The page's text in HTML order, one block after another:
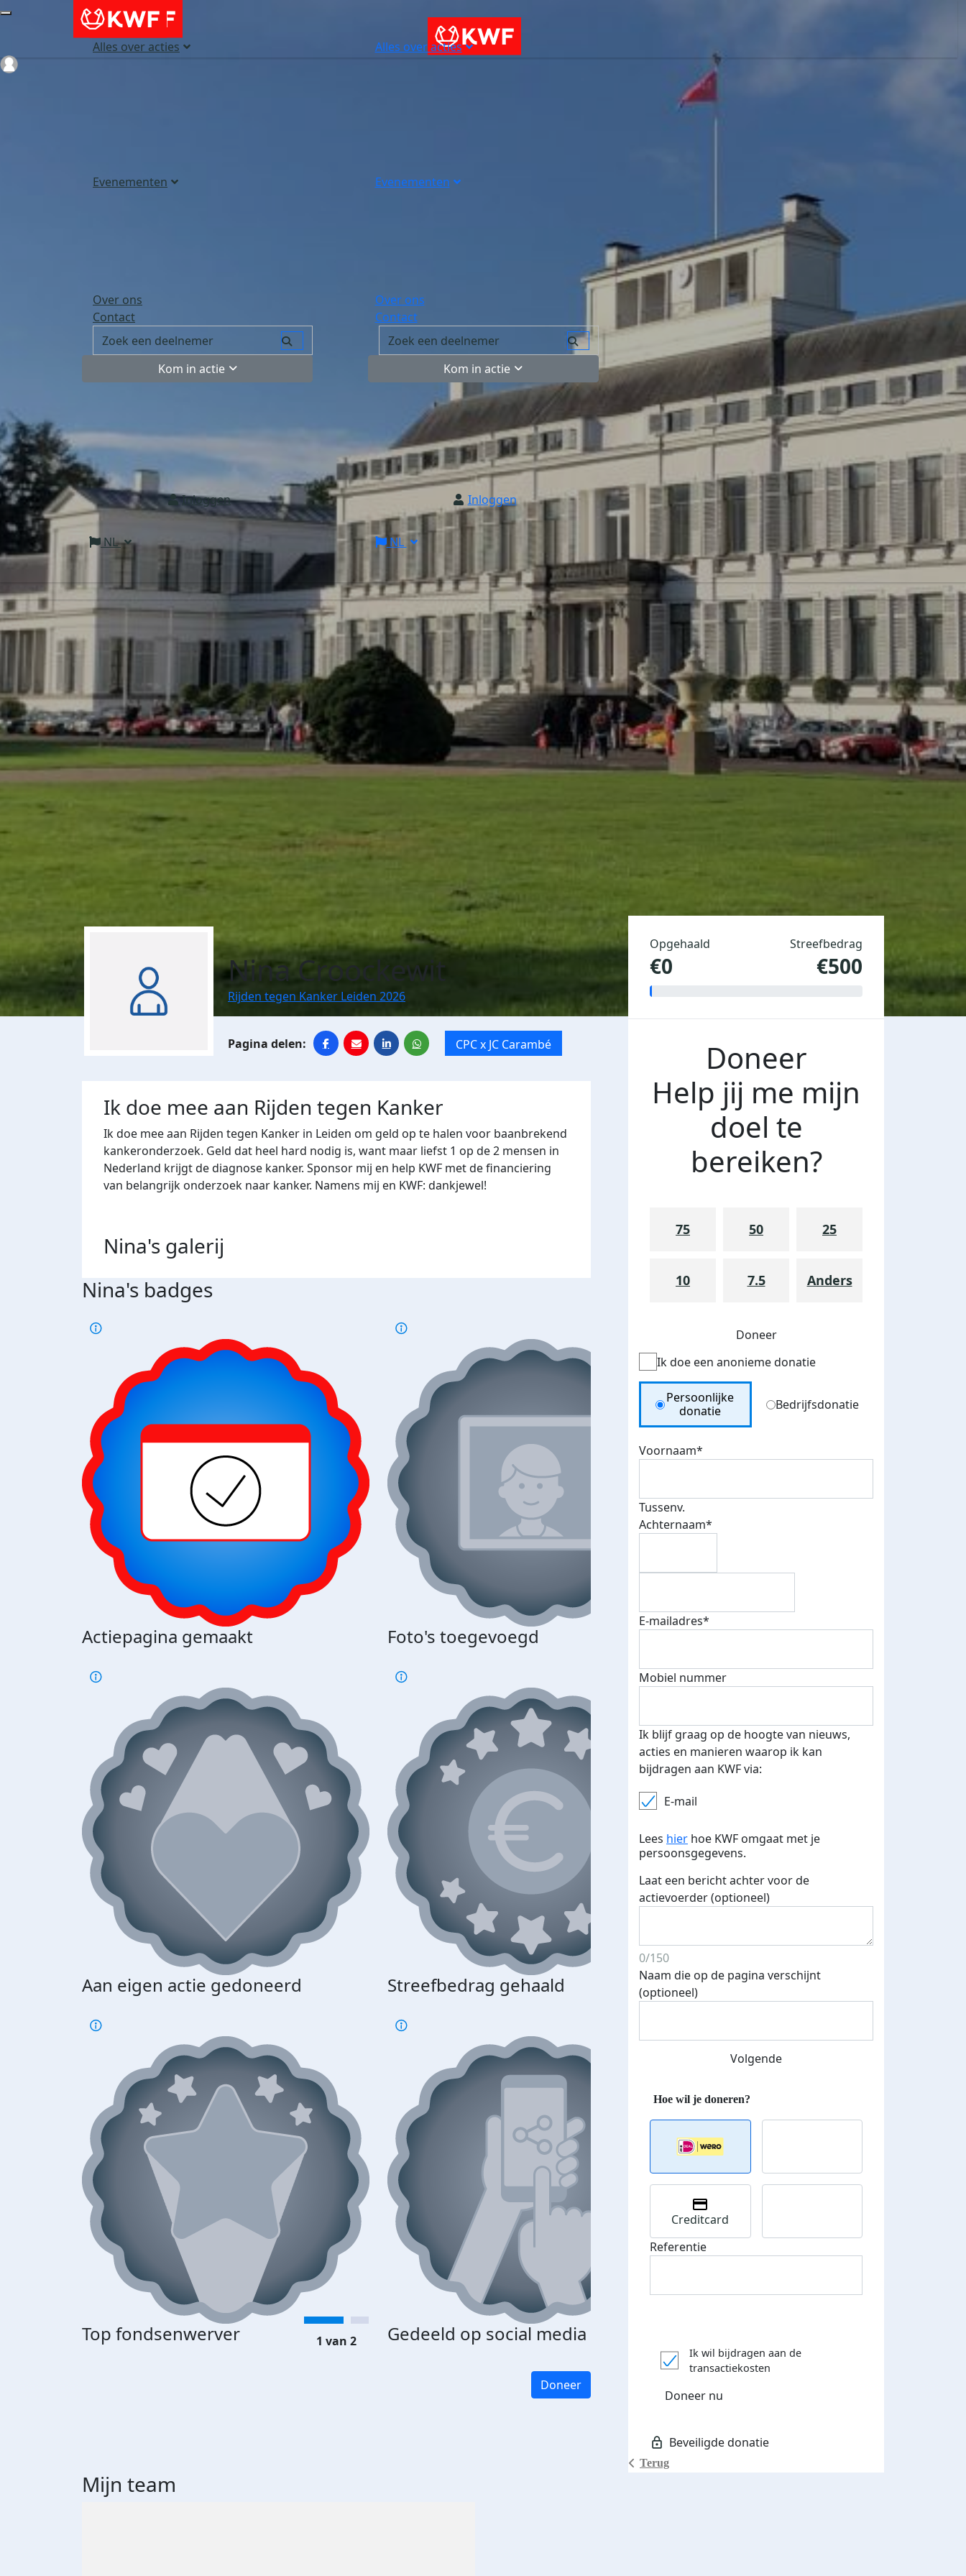
Alles over acties
Evenementen
Over ons
Contact
Kom in actie
Inloggen
NL
Alles over acties
Evenementen
Over ons
Contact
Kom in actie
Inloggen
NL
Nina Croockewit
Rijden tegen Kanker Leiden 2026
CPC x JC Carambé
Ik doe mee aan Rijden tegen Kanker
Ik doe mee aan Rijden tegen Kanker in Leiden om geld op te halen voor baanbrekend
kankeronderzoek. Geld dat heel hard nodig is, want maar liefst 1 op de 2 mensen in
Nederland krijgt de diagnose kanker. Sponsor mij en help KWF met de financiering
van belangrijk onderzoek naar kanker. Namens mij en KWF: dankjewel!
Nina's galerij
Nina's badges
Actiepagina gemaakt Foto's toegevoegd E-mails verstuurd
Aan eigen actie gedoneerd Streefbedrag gehaald Streefbedrag verhoogd
Top fondsenwerver Gedeeld op social media
Top fondsenwerver
1 van 2
Doneer
Opgehaald
€0
Streefbedrag
€500
Doneer
Help jij me mijn
doel te
bereiken?
75 50 25
10 7.5 Anders
Doneer
Ik doe een anonieme donatie
Donation Type
Persoonlijke
donatie
Bedrijfsdonatie
Voornaam*
Tussenv.
Achternaam*
E-mailadres*
Mobiel nummer
Ik blijf graag op de hoogte van nieuws,
acties en manieren waarop ik kan
bijdragen aan KWF via:
E-mail
Lees hier hoe KWF omgaat met je
persoonsgegevens.
Laat een bericht achter voor de
actievoerder (optioneel)
0/150
Naam die op de pagina verschijnt
(optioneel)
Volgende
Terug
Creditcard
Referentie
Ik wil bijdragen aan de
transactiekosten
Doneer nu
Mijn team